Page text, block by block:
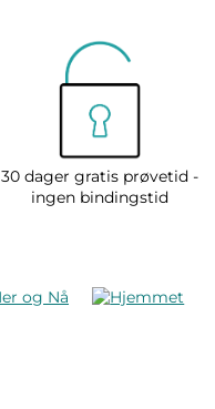
30 dager gratis prøvetid -
ingen bindingstid